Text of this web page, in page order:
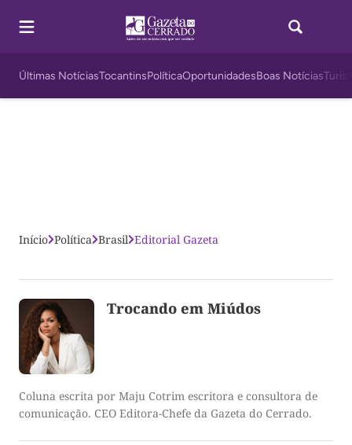
Últimas NotíciasTocantinsPolíticaOportunidadesBoas Notícias
Início Política Brasil Editorial Gazeta
Trocando em Miúdos
Coluna escrita por Maju Cotrim escritora e consultora de
comunicação. CEO Editora-Chefe da Gazeta do Cerrado.